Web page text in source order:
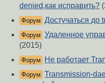
denied,как исправить?
Форум Достучаться до
Форум Удаленное
(2015)
Форум Не работает
Форум Transmission-